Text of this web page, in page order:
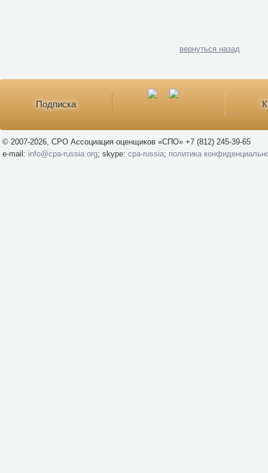
вернуться назад
Подписка
© 2007-2026, СРО Ассоциация оценщиков «СПО» +7 (812) 245-39-65
e-mail: info@cpa-russia.org; skype: cpa-russia; политика